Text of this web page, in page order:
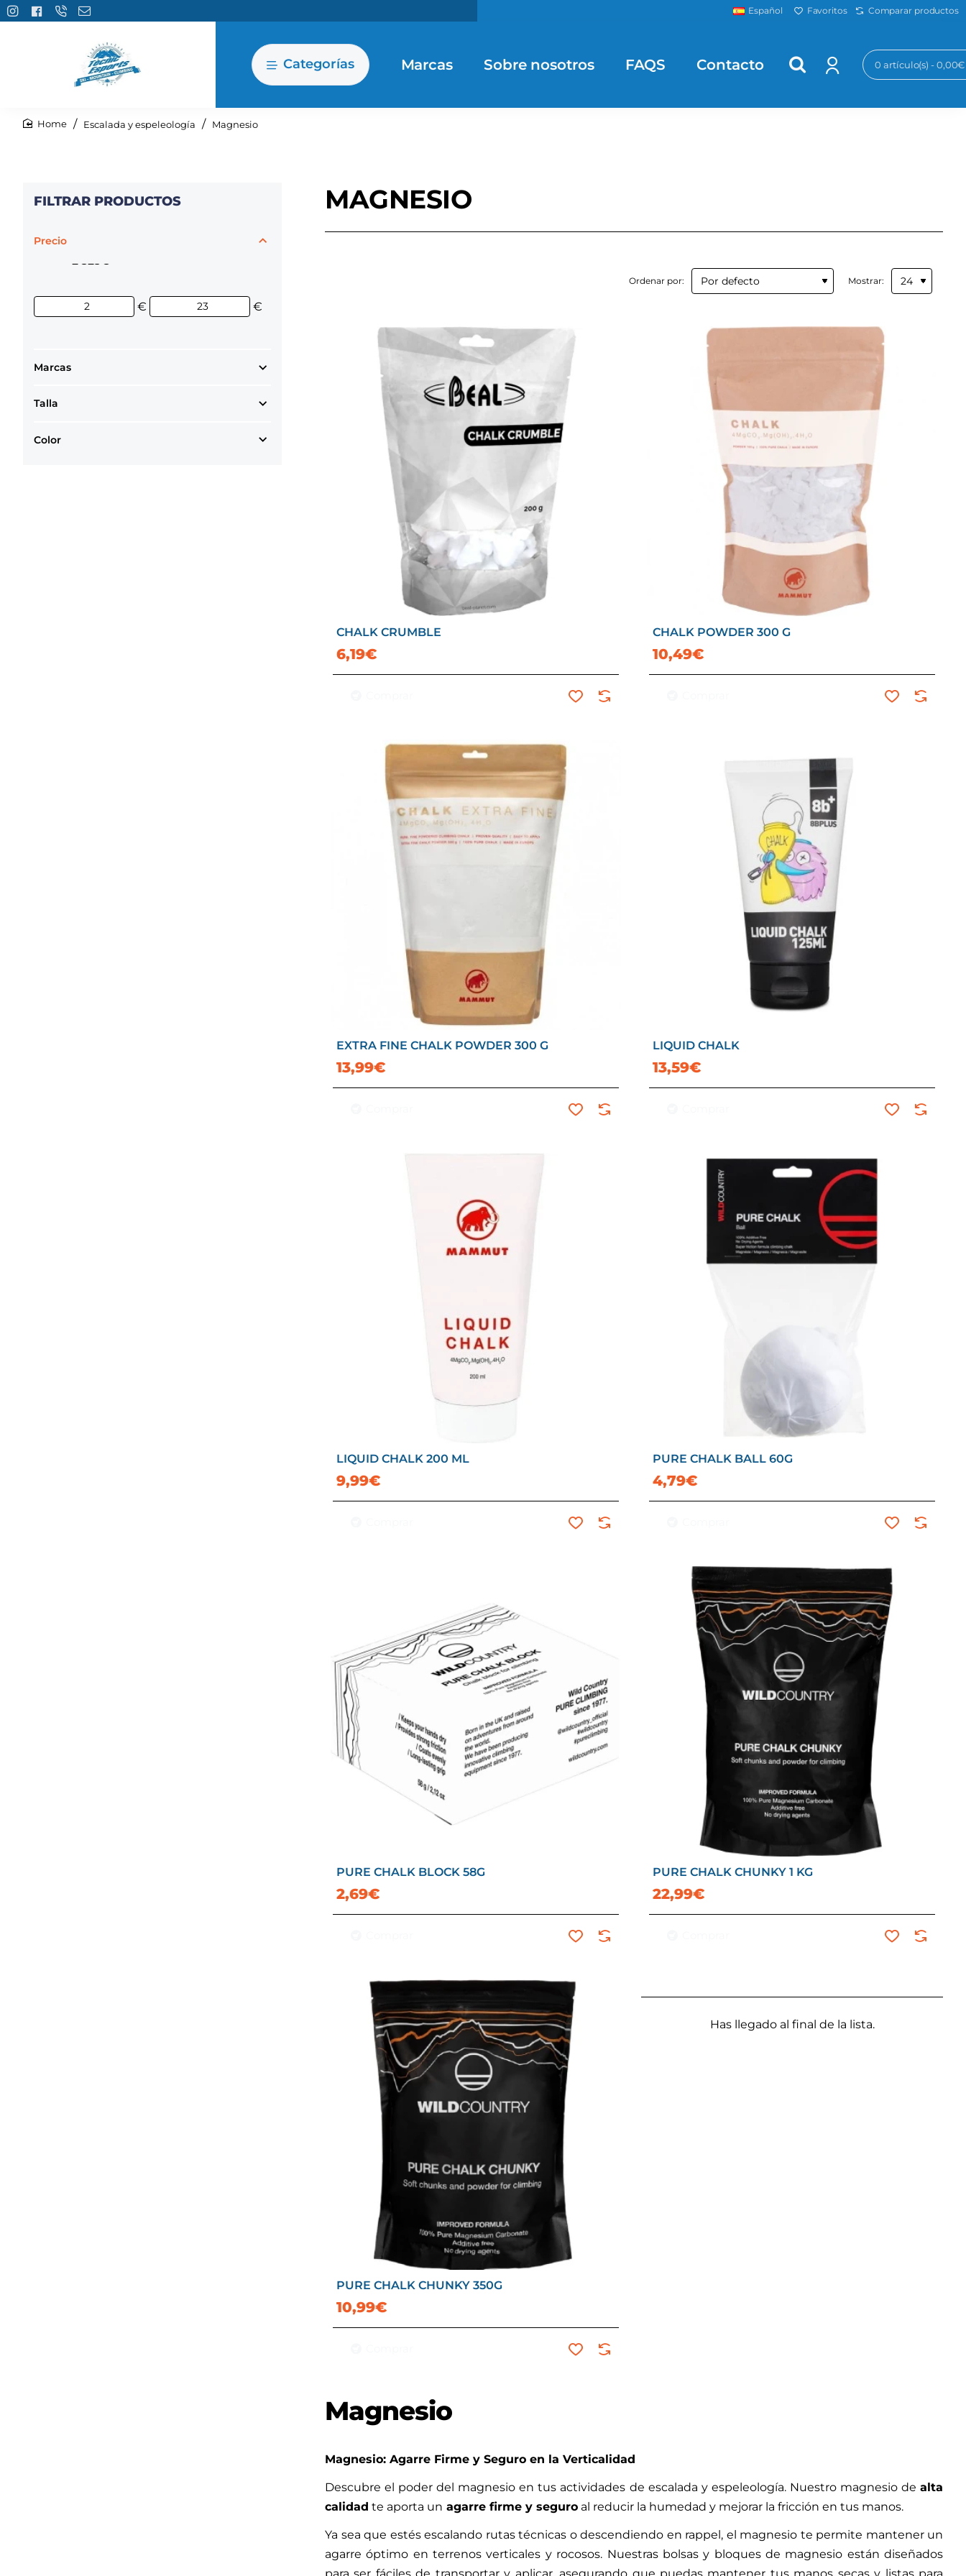
Español Favoritos Comparar productos
Categorías Marcas Sobre nosotros FAQS Contacto 0 artículo(s) - 0,00€
Escalada y espeleología Magnesio
FILTRAR PRODUCTOS
Precio
2€23€
€ €
Marcas
Talla
Color
MAGNESIO
Magnesio
Magnesio: Agarre Firme y Seguro en la Verticalidad
Descubre el poder del magnesio en tus actividades de escalada y espeleología. Nuestro magnesio de alta
calidad te aporta un agarre firme y seguro al reducir la humedad y mejorar la fricción en tus manos.
Ya sea que estés escalando rutas técnicas o descendiendo en rappel, el magnesio te permite mantener un
agarre óptimo en terrenos verticales y rocosos. Nuestras bolsas y bloques de magnesio están diseñados
Ordenar por: Mostrar:
CHALK CRUMBLE
6,19€
CHALK POWDER 300 G
10,49€
EXTRA FINE CHALK POWDER 300 G
13,99€
LIQUID CHALK
13,59€
LIQUID CHALK 200 ML
9,99€
PURE CHALK BALL 60G
4,79€
PURE CHALK BLOCK 58G
2,69€
PURE CHALK CHUNKY 1 KG
22,99€
PURE CHALK CHUNKY 350G
10,99€
Has llegado al final de la lista.